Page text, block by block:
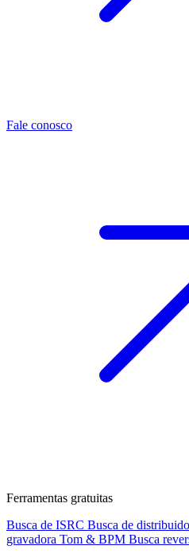
Fale conosco
Ferramentas gratuitas
Busca de ISRC Busca de
gravadora Tom & BPM Busca